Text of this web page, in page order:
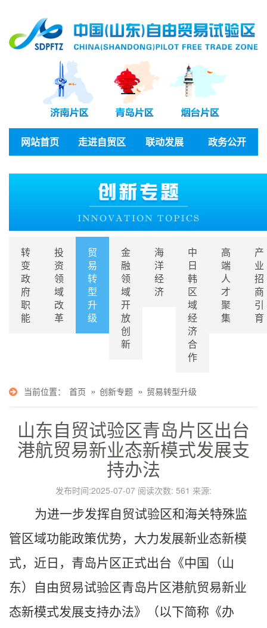
网站首页 走进自贸区 联动发展 政务公开
转
变
政
府
职
能
投
资
领
域
改
革
贸
易
转
型
升
级
金
融
领
域
开
放
创
新
海
洋
经
济
中
日
韩
区
域
经
济
合
作
高
端
人
才
聚
集
产
业
招
商
引
育
当前位置： 首页 » 创新专题 » 贸易转型升级
山东自贸试验区青岛片区出台
港航贸易新业态新模式发展支
持办法
发布时间:2025-07-07 阅读次数: 561 来源:
为进一步发挥自贸试验区和海关特殊监
管区域功能政策优势，大力发展新业态新模
式，近日，青岛片区正式出台《中国（山
东）自由贸易试验区青岛片区港航贸易新业
态新模式发展支持办法》（以下简称《办